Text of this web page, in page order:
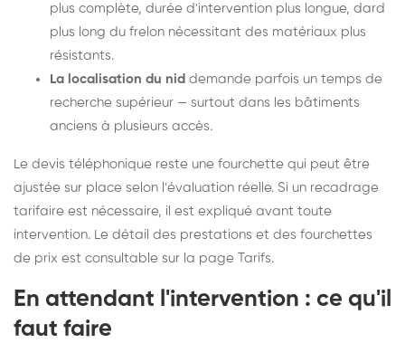
plus complète, durée d'intervention plus longue, dard
plus long du frelon nécessitant des matériaux plus
résistants.
La localisation du nid demande parfois un temps de
recherche supérieur — surtout dans les bâtiments
anciens à plusieurs accès.
Le devis téléphonique reste une fourchette qui peut être
ajustée sur place selon l'évaluation réelle. Si un recadrage
tarifaire est nécessaire, il est expliqué avant toute
intervention. Le détail des prestations et des fourchettes
de prix est consultable sur la page Tarifs.
En attendant l'intervention : ce qu'il
faut faire